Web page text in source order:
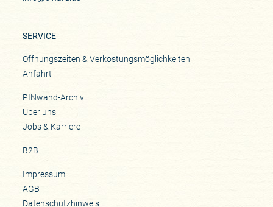
SERVICE
Öffnungszeiten & Verkostungsmöglichkeiten
Anfahrt
PINwand-Archiv
Über uns
Jobs & Karriere
B2B
Impressum
AGB
Datenschutzhinweis